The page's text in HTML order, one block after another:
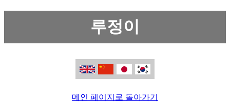
루정이
메인 페이지로 돌아가기